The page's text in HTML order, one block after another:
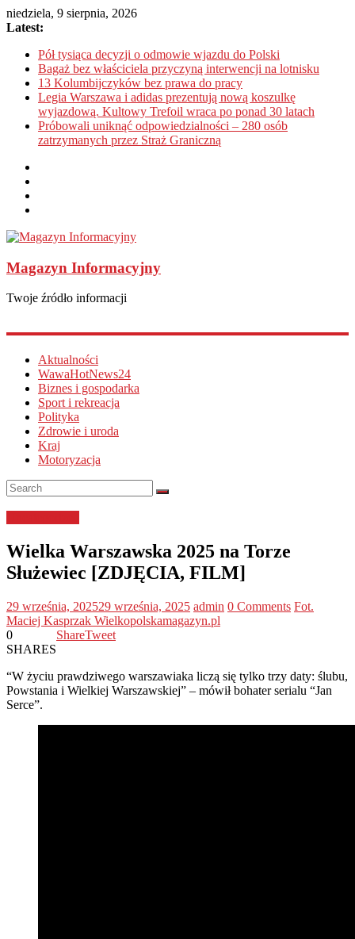
niedziela, 9 sierpnia, 2026
Latest:
Pół tysiąca decyzji o odmowie wjazdu do Polski
Bagaż bez właściciela przyczyną interwencji na lotnisku
13 Kolumbijczyków bez prawa do pracy
Legia Warszawa i adidas prezentują nową koszulkę
wyjazdową. Kultowy Trefoil wraca po ponad 30 latach
Próbowali uniknąć odpowiedzialności – 280 osób
zatrzymanych przez Straż Graniczną
Magazyn Informacyjny
Twoje źródło informacji
Aktualności
WawaHotNews24
Biznes i gospodarka
Sport i rekreacja
Polityka
Zdrowie i uroda
Kraj
Motoryzacja
Wielka Warszawska 2025 na Torze
Służewiec [ZDJĘCIA, FILM]
29 września, 202529 września, 2025 admin 0 Comments Fot.
Maciej Kasprzak Wielkopolskamagazyn.pl
0
SHARES
ShareTweet
“W życiu prawdziwego warszawiaka liczą się tylko trzy daty: ślubu,
Powstania i Wielkiej Warszawskiej” – mówił bohater serialu “Jan
Serce”.